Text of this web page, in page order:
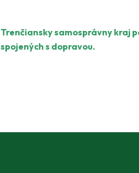
Trenčiansky samosprávny kraj
spojených s dopravou.